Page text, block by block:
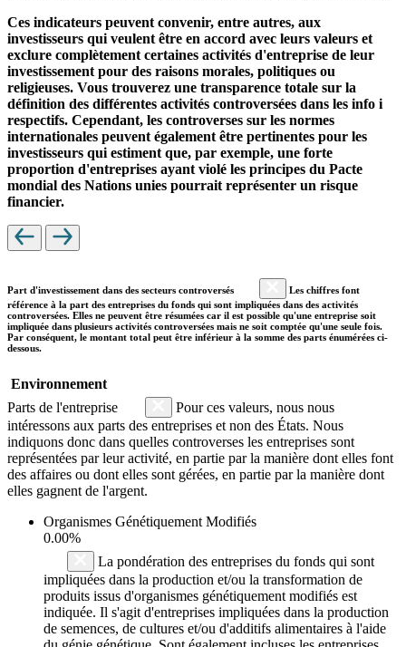
Ces indicateurs peuvent convenir, entre autres, aux
investisseurs qui veulent être en accord avec leurs valeurs et
exclure complètement certaines activités d'entreprise de leur
investissement pour des raisons morales, politiques ou
religieuses. Vous trouverez une transparence totale sur la
définition des différentes activités controversées dans les info i
respectifs. Cependant, les controverses sur les normes
internationales peuvent également être pertinentes pour les
investisseurs qui estiment que, par exemple, une forte
proportion d'entreprises ayant violé les principes du Pacte
mondial des Nations unies pourrait représenter un risque
financier.
Part d'investissement dans des secteurs controversés
Les chiffres font
référence à la part des entreprises du fonds qui sont impliquées dans des activités
controversées. Elles ne peuvent être résumées car il est possible qu'une entreprise soit
impliquée dans plusieurs activités controversées mais ne soit comptée qu'une seule fois.
Par conséquent, le montant total peut être inférieur à la somme des parts énumérées ci-
dessous.
Environnement
Parts de l'entreprise
Pour ces valeurs, nous nous
intéressons aux parts des entreprises et non des États. Nous
indiquons donc dans quelles controverses les entreprises sont
représentées par leur activité, en partie par la manière dont elles font
des affaires ou dont elles sont gérées, en partie par la manière dont
elles gagnent de l'argent.
Organismes Génétiquement Modifiés
0.00%
La pondération des entreprises du fonds qui sont
impliquées dans la production et/ou la transformation de
produits issus d'organismes génétiquement modifiés est
indiquée. Il s'agit d'entreprises impliquées dans la production
de semences, de cultures et/ou d'additifs alimentaires à l'aide